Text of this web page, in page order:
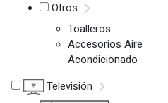
Otros
Toalleros
Accesorios Aire
Acondicionado
Televisión